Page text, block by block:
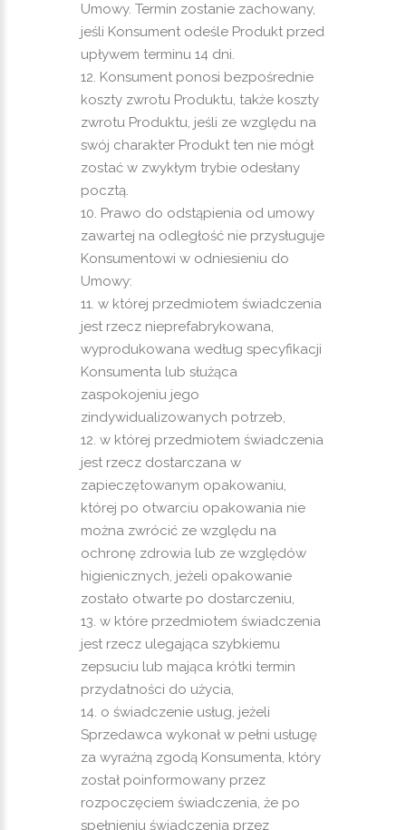
Umowy. Termin zostanie zachowany,
jeśli Konsument odeśle Produkt przed
upływem terminu 14 dni.
Konsument ponosi bezpośrednie
koszty zwrotu Produktu, także koszty
zwrotu Produktu, jeśli ze względu na
swój charakter Produkt ten nie mógł
zostać w zwykłym trybie odesłany
pocztą.
Prawo do odstąpienia od umowy
zawartej na odległość nie przysługuje
Konsumentowi w odniesieniu do
Umowy:
w której przedmiotem świadczenia
jest rzecz nieprefabrykowana,
wyprodukowana według specyfikacji
Konsumenta lub służąca
zaspokojeniu jego
zindywidualizowanych potrzeb,
w której przedmiotem świadczenia
jest rzecz dostarczana w
zapieczętowanym opakowaniu,
której po otwarciu opakowania nie
można zwrócić ze względu na
ochronę zdrowia lub ze względów
higienicznych, jeżeli opakowanie
zostało otwarte po dostarczeniu,
w które przedmiotem świadczenia
jest rzecz ulegająca szybkiemu
zepsuciu lub mająca krótki termin
przydatności do użycia,
o świadczenie usług, jeżeli
Sprzedawca wykonał w pełni usługę
za wyraźną zgodą Konsumenta, który
został poinformowany przez
rozpoczęciem świadczenia, że po
spełnieniu świadczenia przez